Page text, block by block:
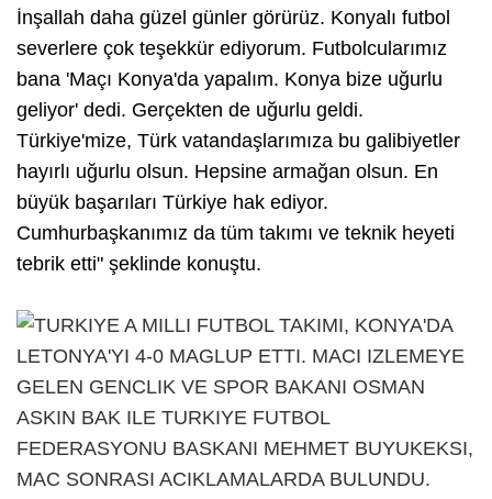
İnşallah daha güzel günler görürüz. Konyalı futbol
severlere çok teşekkür ediyorum. Futbolcularımız
bana 'Maçı Konya'da yapalım. Konya bize uğurlu
geliyor' dedi. Gerçekten de uğurlu geldi.
Türkiye'mize, Türk vatandaşlarımıza bu galibiyetler
hayırlı uğurlu olsun. Hepsine armağan olsun. En
büyük başarıları Türkiye hak ediyor.
Cumhurbaşkanımız da tüm takımı ve teknik heyeti
tebrik etti" şeklinde konuştu.